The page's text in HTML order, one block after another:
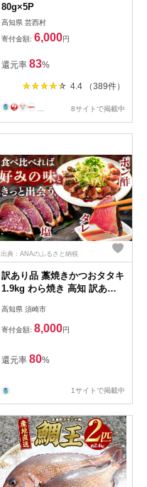
80g×5P
高知県 芸西村
寄付金額: 6,000円
還元率 83%
4.4 （389件）
8サイトで掲載中
出典：ANAのふるさと納税
訳あり品 藁焼きかつおタタキ
1.9kg わら焼き 高知 訳あり
真空 小分け 個包装 おつまみ
おかず 惣菜 晩ごはん 加工品
高知県 須崎市
寄付金額: 8,000円
還元率 80%
1サイトで掲載中